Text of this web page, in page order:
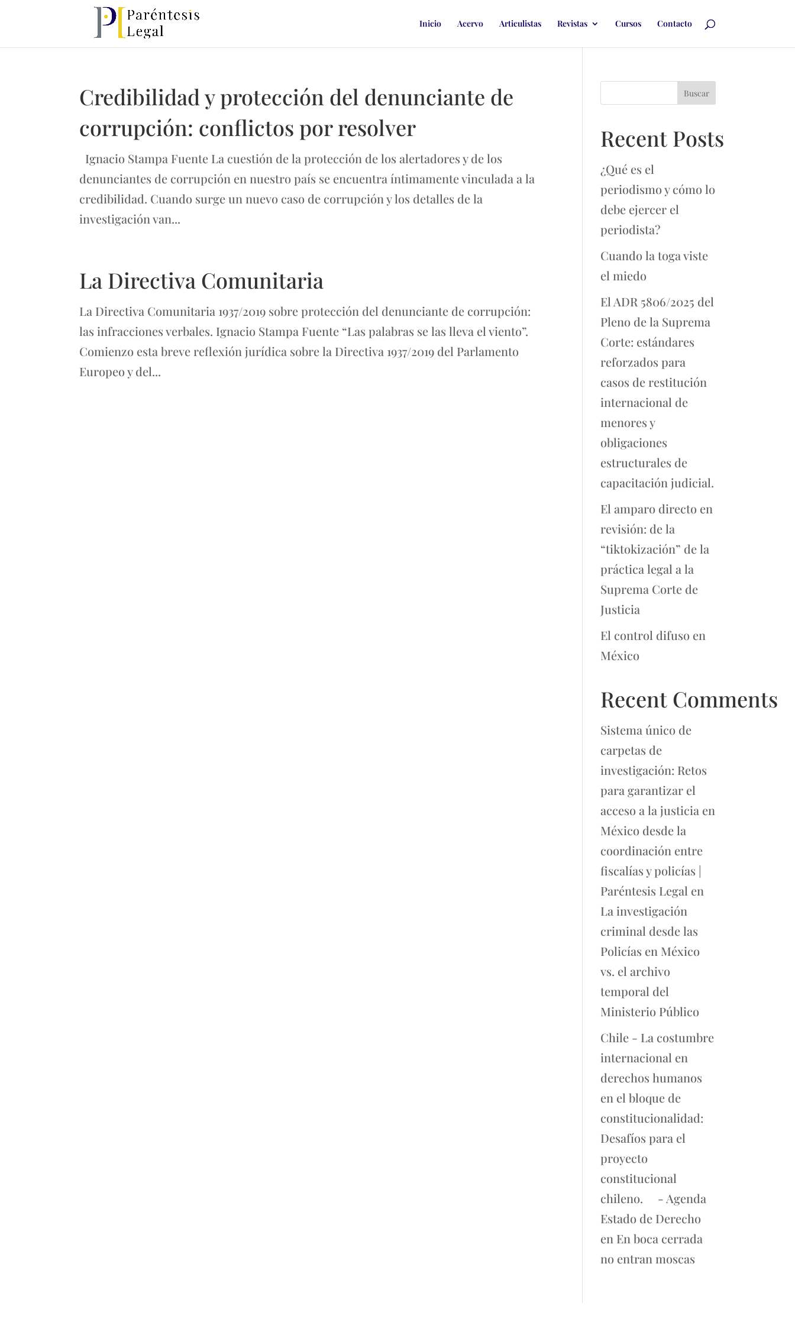
Inicio Acervo Articulistas Revistas Cursos Contacto
Credibilidad y protección del denunciante de
corrupción: conflictos por resolver
Ignacio Stampa Fuente La cuestión de la protección de los alertadores y de los
denunciantes de corrupción en nuestro país se encuentra íntimamente vinculada a la
credibilidad. Cuando surge un nuevo caso de corrupción y los detalles de la
investigación van...
La Directiva Comunitaria
La Directiva Comunitaria 1937/2019 sobre protección del denunciante de corrupción:
las infracciones verbales. Ignacio Stampa Fuente “Las palabras se las lleva el viento”.
Comienzo esta breve reflexión jurídica sobre la Directiva 1937/2019 del Parlamento
Europeo y del...
Buscar
Recent Posts
¿Qué es el
periodismo y cómo lo
debe ejercer el
periodista?
Cuando la toga viste
el miedo
El ADR 5806/2025 del
Pleno de la Suprema
Corte: estándares
reforzados para
casos de restitución
internacional de
menores y
obligaciones
estructurales de
capacitación judicial.
El amparo directo en
revisión: de la
“tiktokización” de la
práctica legal a la
Suprema Corte de
Justicia
El control difuso en
México
Recent Comments
Sistema único de
carpetas de
investigación: Retos
para garantizar el
acceso a la justicia en
México desde la
coordinación entre
fiscalías y policías |
Paréntesis Legal en
La investigación
criminal desde las
Policías en México
vs. el archivo
temporal del
Ministerio Público
Chile - La costumbre
internacional en
derechos humanos
en el bloque de
constitucionalidad:
Desafíos para el
proyecto
constitucional
chileno. - Agenda
Estado de Derecho
en En boca cerrada
no entran moscas